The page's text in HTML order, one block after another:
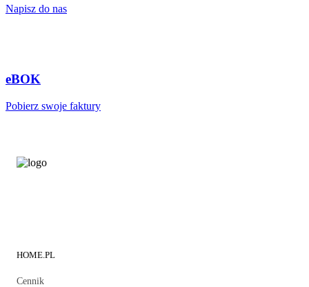
Napisz do nas
eBOK
Pobierz swoje faktury
HOME.PL
Cennik